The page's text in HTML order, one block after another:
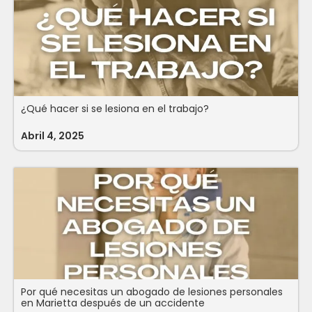
¿Qué hacer si se lesiona en el trabajo?
Abril 4, 2025
Por qué necesitas un abogado de lesiones personales
en Marietta después de un accidente